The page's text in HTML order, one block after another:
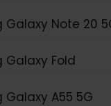
Galaxy Note 20
Galaxy Fold
Galaxy A55 5G